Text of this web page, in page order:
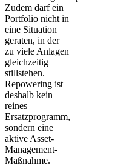
Zudem darf ein
Portfolio nicht in
eine Situation
geraten, in der
zu viele Anlagen
gleichzeitig
stillstehen.
Repowering ist
deshalb kein
reines
Ersatzprogramm,
sondern eine
aktive Asset-
Management-
Maßnahme.